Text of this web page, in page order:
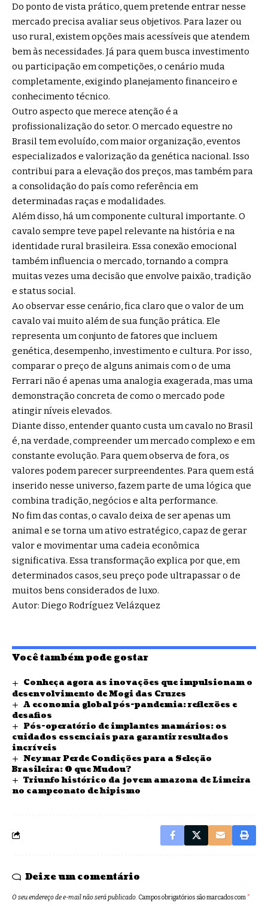
Do ponto de vista prático, quem pretende entrar nesse
mercado precisa avaliar seus objetivos. Para lazer ou
uso rural, existem opções mais acessíveis que atendem
bem às necessidades. Já para quem busca investimento
ou participação em competições, o cenário muda
completamente, exigindo planejamento financeiro e
conhecimento técnico.
Outro aspecto que merece atenção é a
profissionalização do setor. O mercado equestre no
Brasil tem evoluído, com maior organização, eventos
especializados e valorização da genética nacional. Isso
contribui para a elevação dos preços, mas também para
a consolidação do país como referência em
determinadas raças e modalidades.
Além disso, há um componente cultural importante. O
cavalo sempre teve papel relevante na história e na
identidade rural brasileira. Essa conexão emocional
também influencia o mercado, tornando a compra
muitas vezes uma decisão que envolve paixão, tradição
e status social.
Ao observar esse cenário, fica claro que o valor de um
cavalo vai muito além de sua função prática. Ele
representa um conjunto de fatores que incluem
genética, desempenho, investimento e cultura. Por isso,
comparar o preço de alguns animais com o de uma
Ferrari não é apenas uma analogia exagerada, mas uma
demonstração concreta de como o mercado pode
atingir níveis elevados.
Diante disso, entender quanto custa um cavalo no Brasil
é, na verdade, compreender um mercado complexo e em
constante evolução. Para quem observa de fora, os
valores podem parecer surpreendentes. Para quem está
inserido nesse universo, fazem parte de uma lógica que
combina tradição, negócios e alta performance.
No fim das contas, o cavalo deixa de ser apenas um
animal e se torna um ativo estratégico, capaz de gerar
valor e movimentar uma cadeia econômica
significativa. Essa transformação explica por que, em
determinados casos, seu preço pode ultrapassar o de
muitos bens considerados de luxo.
Autor: Diego Rodríguez Velázquez
Você também pode gostar
Conheça agora as inovações que impulsionam o
desenvolvimento de Mogi das Cruzes
A economia global pós-pandemia: reflexões e
desafios
Pós-operatório de implantes mamários: os
cuidados essenciais para garantir resultados
incríveis
Neymar Perde Condições para a Seleção
Brasileira: O que Mudou?
Triunfo histórico da jovem amazona de Limeira
no campeonato de hipismo
Deixe um comentário
O seu endereço de e-mail não será publicado. Campos obrigatórios são marcados com*